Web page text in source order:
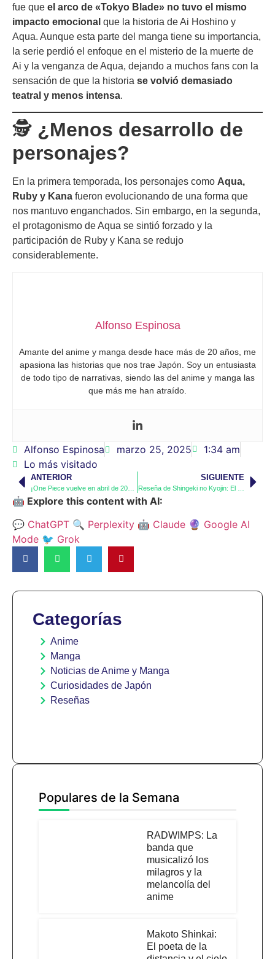
fue que el arco de «Tokyo Blade» no tuvo el mismo
impacto emocional que la historia de Ai Hoshino y
Aqua. Aunque esta parte del manga tiene su importancia,
la serie perdió el enfoque en el misterio de la muerte de
Ai y la venganza de Aqua, dejando a muchos fans con la
sensación de que la historia se volvió demasiado
teatral y menos intensa.
🕵️ ¿Menos desarrollo de
personajes?
En la primera temporada, los personajes como Aqua,
Ruby y Kana fueron evolucionando de una forma que
nos mantuvo enganchados. Sin embargo, en la segunda,
el protagonismo de Aqua se sintió forzado y la
participación de Ruby y Kana se redujo
considerablemente.
Alfonso Espinosa
Amante del anime y manga desde hace más de 20 años, me
apasiona las historias que nos trae Japón. Soy un entusiasta
de todo tipo de narrativas, siendo las del anime y manga las
que más me han atraído.
Alfonso Espinosa marzo 25, 2025
1:34 am
Lo más visitado
ANTERIOR SIGUIENTE
🤖 Explore this content with AI:
💬 ChatGPT 🔍 Perplexity 🤖 Claude 🔮 Google AI
Mode 🐦 Grok
Categorías
Anime
Manga
Noticias de Anime y Manga
Curiosidades de Japón
Reseñas
Populares de la Semana
RADWIMPS: La
banda que
musicalizó los
milagros y la
melancolía del
anime
Makoto Shinkai:
El poeta de la